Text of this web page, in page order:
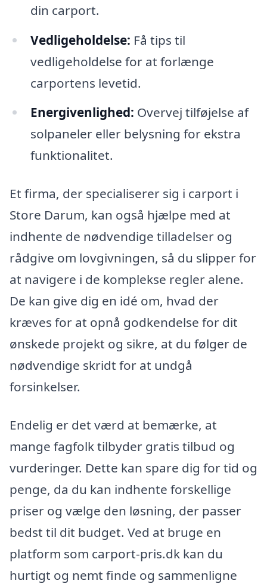
din carport.
Vedligeholdelse: Få tips til
vedligeholdelse for at forlænge
carportens levetid.
Energivenlighed: Overvej tilføjelse af
solpaneler eller belysning for ekstra
funktionalitet.
Et firma, der specialiserer sig i carport i
Store Darum, kan også hjælpe med at
indhente de nødvendige tilladelser og
rådgive om lovgivningen, så du slipper for
at navigere i de komplekse regler alene.
De kan give dig en idé om, hvad der
kræves for at opnå godkendelse for dit
ønskede projekt og sikre, at du følger de
nødvendige skridt for at undgå
forsinkelser.
Endelig er det værd at bemærke, at
mange fagfolk tilbyder gratis tilbud og
vurderinger. Dette kan spare dig for tid og
penge, da du kan indhente forskellige
priser og vælge den løsning, der passer
bedst til dit budget. Ved at bruge en
platform som carport-pris.dk kan du
hurtigt og nemt finde og sammenligne